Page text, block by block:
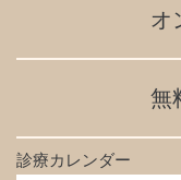
オ
無
診療カレンダー